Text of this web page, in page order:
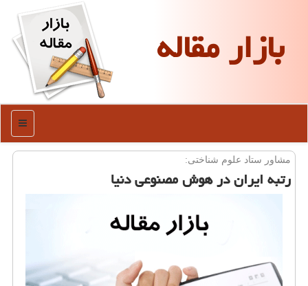
بازار مقاله
منو
مشاور ستاد علوم شناختی:
رتبه ایران در هوش مصنوعی دنیا